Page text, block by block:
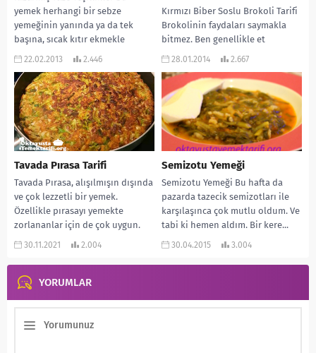
yemek herhangi bir sebze
yemeğinin yanında ya da tek
başına, sıcak kıtır ekmekle
birlikte servis edilebilir....
22.02.2013 2.446
Kırmızı Biber Soslu Brokoli Tarifi
Brokolinin faydaları saymakla
bitmez. Ben genellikle et
yemeklerinin yanına garnitür
28.01.2014 2.667
Tavada Pırasa Tarifi
Tavada Pırasa, alışılmışın dışında
ve çok lezzetli bir yemek.
Özellikle pırasayı yemekte
zorlananlar için de çok uygun.
Çünkü börek gibi...
30.11.2021 2.004
Semizotu Yemeği
Semizotu Yemeği Bu hafta da
pazarda tazecik semizotları ile
karşılaşınca çok mutlu oldum. Ve
tabi ki hemen aldım. Bir kere...
30.04.2015 3.004
YORUMLAR